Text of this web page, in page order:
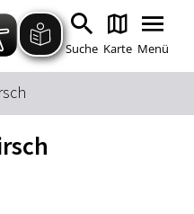
Hauptinhalt springen
Suche springen
Hauptnavigation
Footer springen
Suche Karte Menü